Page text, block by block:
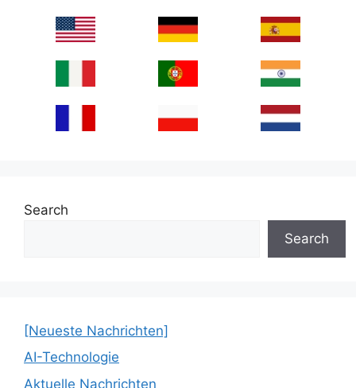
Search
Search
[Neueste Nachrichten]
AI-Technologie
Aktuelle Nachrichten